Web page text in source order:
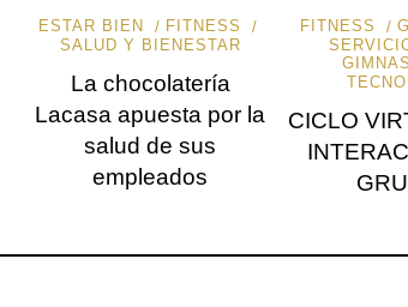
ESTAR BIEN
FITNESS
SALUD Y BIENESTAR
La chocolatería
Lacasa apuesta por la
salud de sus
empleados
FITNESS
CICLO